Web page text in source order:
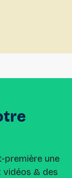
première une
vidéos & des